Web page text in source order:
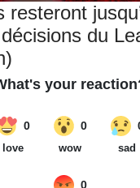
resteront
du